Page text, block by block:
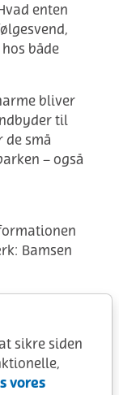
sikre siden
vores
enten
både
bliver
til
de små
– også
Bamsen